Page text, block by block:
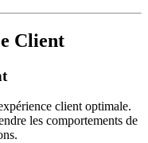
Client
client optimale.
les comportements de